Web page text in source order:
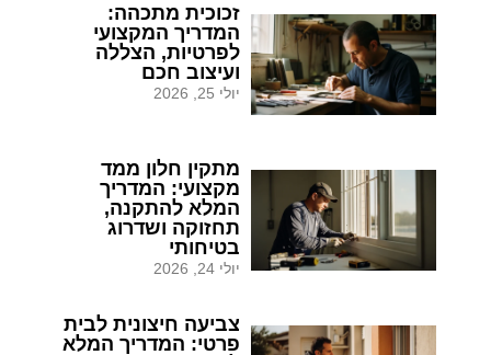
זכוכית מתכהה:
המדריך המקצועי
לפרטיות, הצללה
ועיצוב חכם
יולי 25, 2026
מתקין חלון ממד
מקצועי: המדריך
המלא להתקנה,
תחזוקה ושדרוג
בטיחותי
יולי 24, 2026
צביעה חיצונית לבית
פרטי: המדריך המלא